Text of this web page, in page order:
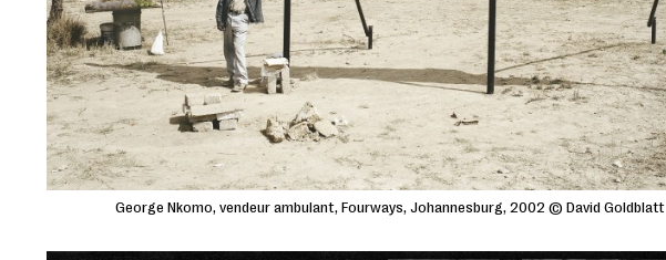
George Nkomo, vendeur ambulant, Fourways, Johannesburg, 2002 © David Goldblatt